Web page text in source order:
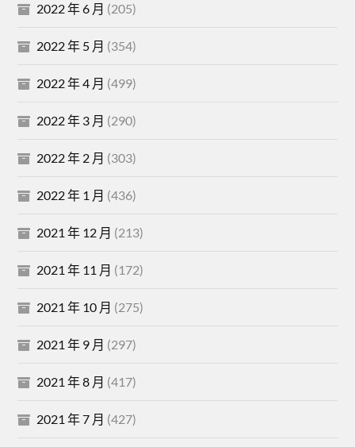
2022 年 6 月 (205)
2022 年 5 月 (354)
2022 年 4 月 (499)
2022 年 3 月 (290)
2022 年 2 月 (303)
2022 年 1 月 (436)
2021 年 12 月 (213)
2021 年 11 月 (172)
2021 年 10 月 (275)
2021 年 9 月 (297)
2021 年 8 月 (417)
2021 年 7 月 (427)